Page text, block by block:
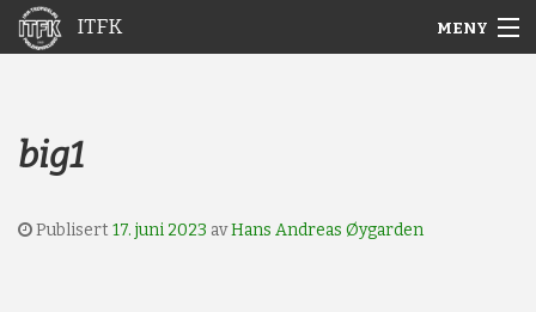
ITFK MENY
Nyheter
big1
Publisert 17. juni 2023 avHans Andreas Øygarden